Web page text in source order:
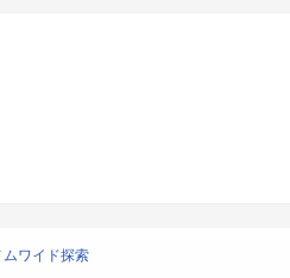
ムワイド探索